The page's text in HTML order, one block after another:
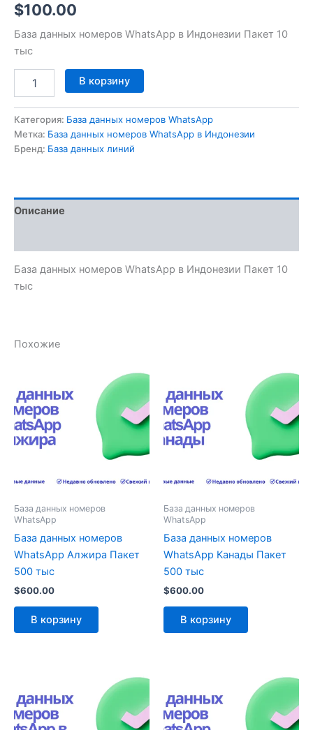
$100.00
База данных номеров WhatsApp в Индонезии Пакет 10
тыс
В корзину
Категория: База данных номеров WhatsApp
Метка: База данных номеров WhatsApp в Индонезии
Бренд: База данных линий
Описание
База данных номеров WhatsApp в Индонезии Пакет 10
тыс
Похожие
База данных номеров
WhatsApp
База данных номеров
WhatsApp Алжира Пакет
500 тыс
$600.00
В корзину
База данных номеров
WhatsApp
База данных номеров
WhatsApp Канады Пакет
500 тыс
$600.00
В корзину